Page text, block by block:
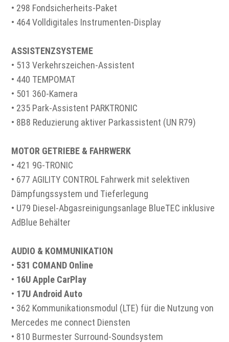
• 298 Fondsicherheits-Paket
• 464 Volldigitales Instrumenten-Display
ASSISTENZSYSTEME
• 513 Verkehrszeichen-Assistent
• 440 TEMPOMAT
• 501 360-Kamera
• 235 Park-Assistent PARKTRONIC
• 8B8 Reduzierung aktiver Parkassistent (UN R79)
MOTOR GETRIEBE & FAHRWERK
• 421 9G-TRONIC
• 677 AGILITY CONTROL Fahrwerk mit selektiven
Dämpfungssystem und Tieferlegung
• U79 Diesel-Abgasreinigungsanlage BlueTEC inklusive
AdBlue Behälter
AUDIO & KOMMUNIKATION
• 531 COMAND Online
• 16U Apple CarPlay
• 17U Android Auto
• 362 Kommunikationsmodul (LTE) für die Nutzung von
Mercedes me connect Diensten
• 810 Burmester Surround-Soundsystem